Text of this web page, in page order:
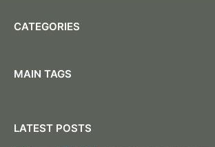
CATEGORIES
MAIN TAGS
LATEST POSTS